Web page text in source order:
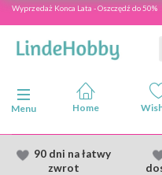
Wyprzedaż Konca Lata - Oszczędź do 50%
Przełącz nawigację
Menu
90 dni na łatwy
zwrot